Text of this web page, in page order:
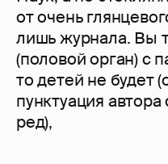
от очень
лишь журнала. Вы
(половой орган) с
то детей не будет
пунктуация
ред),